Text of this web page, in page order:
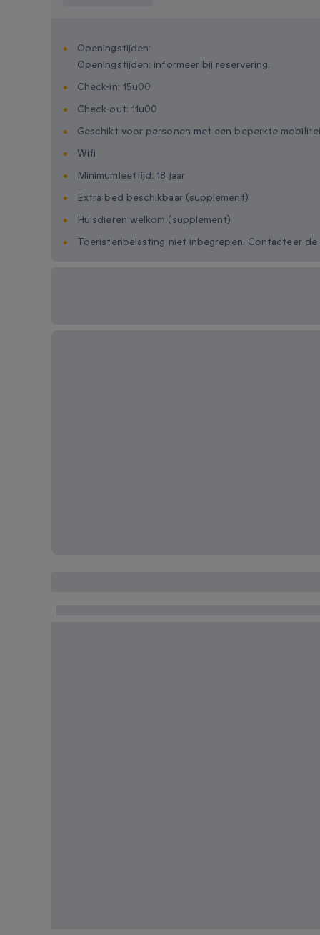
Openingstijden:
Openingstijden: informeer bij reservering.
Check-in: 15u00
Check-out: 11u00
Geschikt voor personen met een beperkte
Wifi
Minimumleeftijd: 18 jaar
Extra bed beschikbaar (supplement)
Huisdieren welkom (supplement)
Toeristenbelasting niet inbegrepen. Contacteer